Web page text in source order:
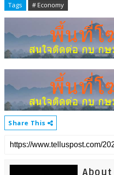
Tags # Economy
Share This
About